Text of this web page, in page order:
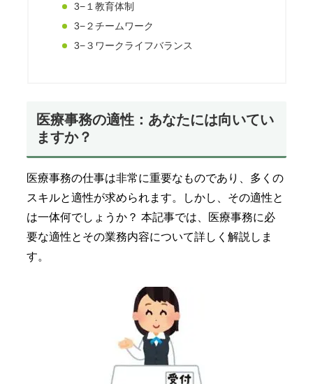
3−１教育体制
3−２チームワーク
3−３ワークライフバランス
医療事務の適性：あなたには向いてい
ますか？
医療事務の仕事は非常に重要なものであり、多くの
スキルと適性が求められます。しかし、その適性と
は一体何でしょうか？ 本記事では、医療事務に必
要な適性とその業務内容について詳しく解説しま
す。